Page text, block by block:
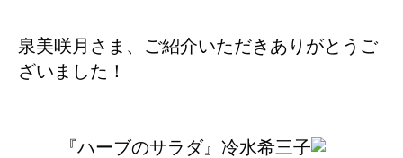
泉美咲月さま、ご紹介いただきありがとうご
ざいました！
『ハーブのサラダ』冷水希三子